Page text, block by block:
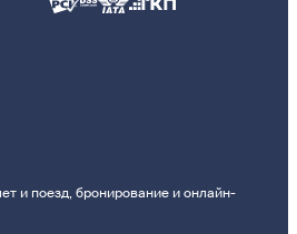
и поезд, бронирование и онлайн-